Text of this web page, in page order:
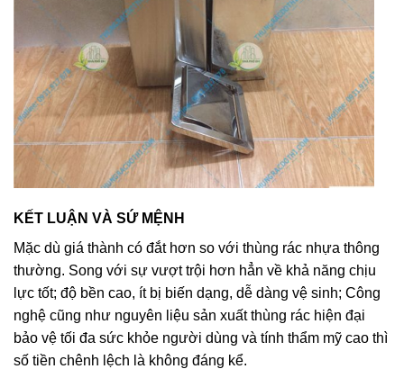
KẾT LUẬN VÀ SỨ MỆNH
Mặc dù giá thành có đắt hơn so với thùng rác nhựa thông
thường. Song với sự vượt trội hơn hẳn về khả năng chịu
lực tốt; độ bền cao, ít bị biến dạng, dễ dàng vệ sinh; Công
nghệ cũng như nguyên liệu sản xuất thùng rác hiện đại
bảo vệ tối đa sức khỏe người dùng và tính thẩm mỹ cao thì
số tiền chênh lệch là không đáng kể.